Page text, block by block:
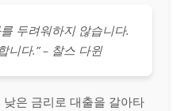
두려워하지 않습니다.
니다.” – 찰스 다윈
낮은 금리로 대출을 갈아타